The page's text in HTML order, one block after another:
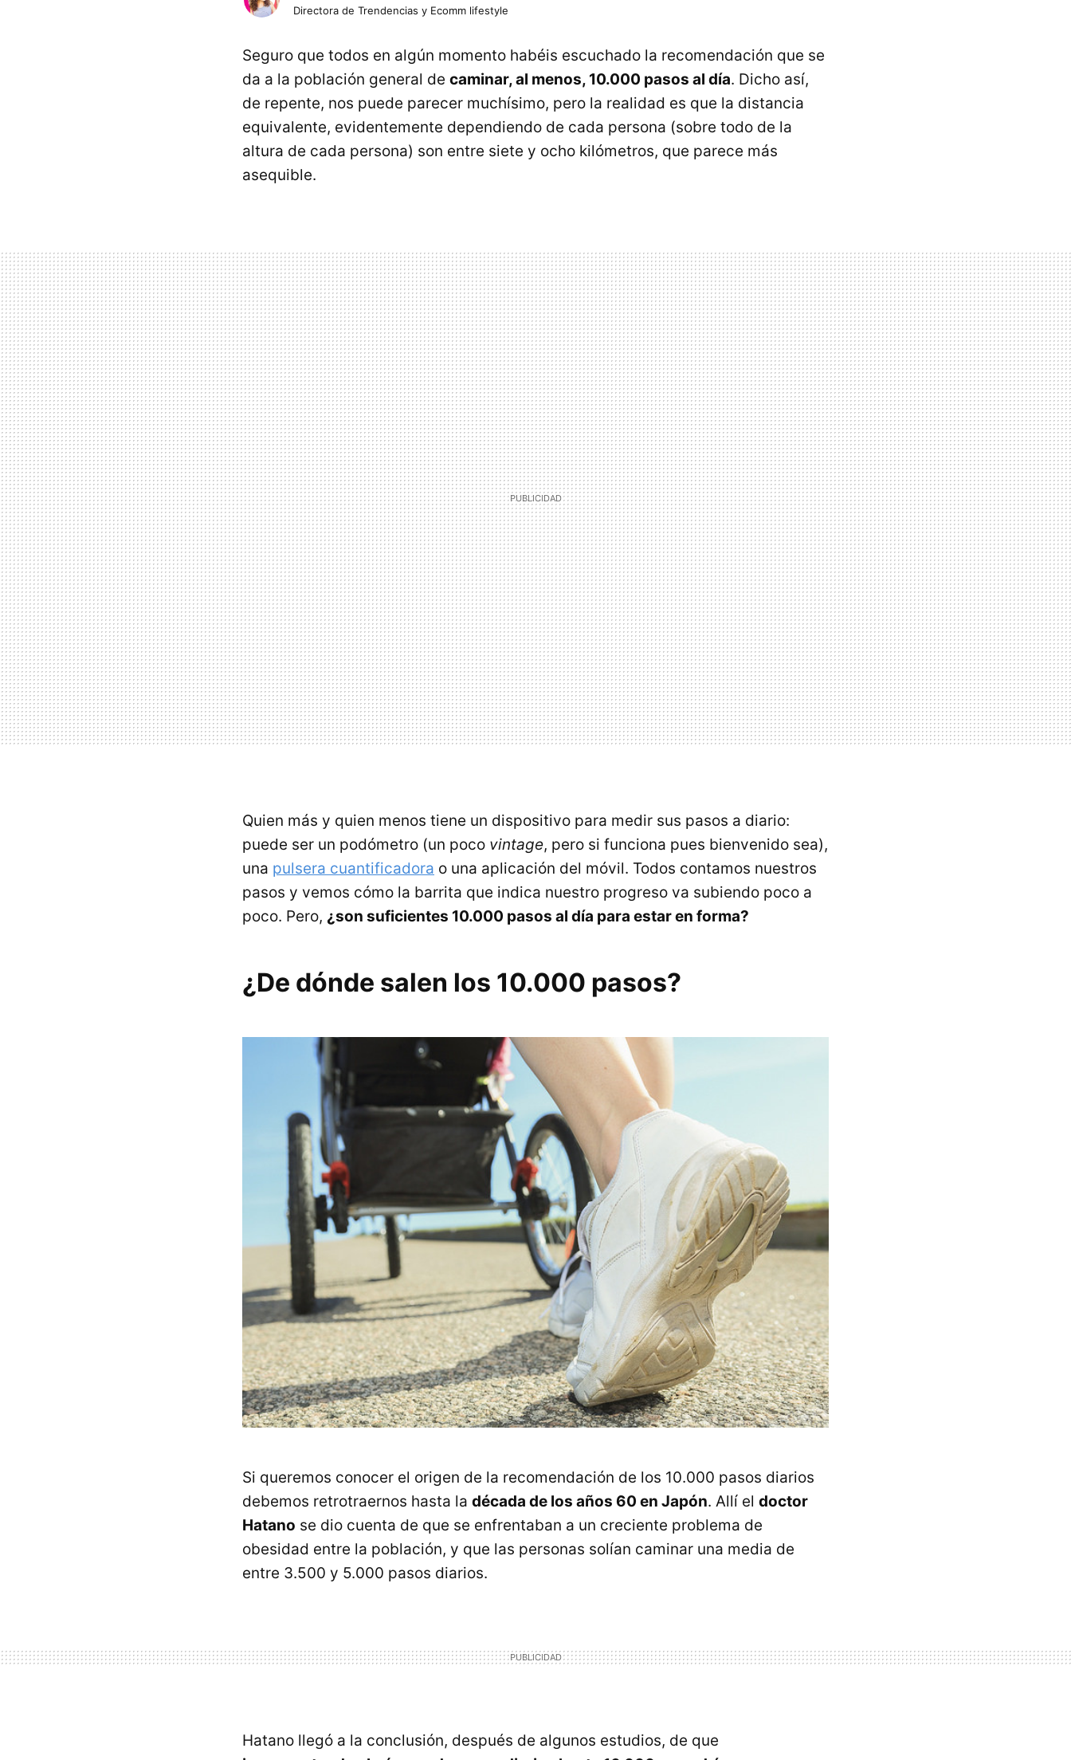
Directora de Trendencias y Ecomm lifestyle
Seguro que todos en algún momento habéis escuchado la recomendación que se
da a la población general de caminar, al menos, 10.000 pasos al día. Dicho así,
de repente, nos puede parecer muchísimo, pero la realidad es que la distancia
equivalente, evidentemente dependiendo de cada persona (sobre todo de la
altura de cada persona) son entre siete y ocho kilómetros, que parece más
asequible.
Quien más y quien menos tiene un dispositivo para medir sus pasos a diario:
puede ser un podómetro (un poco vintage, pero si funciona pues bienvenido sea),
una pulsera cuantificadora o una aplicación del móvil. Todos contamos nuestros
pasos y vemos cómo la barrita que indica nuestro progreso va subiendo poco a
poco. Pero, ¿son suficientes 10.000 pasos al día para estar en forma?
¿De dónde salen los 10.000 pasos?
Si queremos conocer el origen de la recomendación de los 10.000 pasos diarios
debemos retrotraernos hasta la década de los años 60 en Japón. Allí el doctor
Hatano se dio cuenta de que se enfrentaban a un creciente problema de
obesidad entre la población, y que las personas solían caminar una media de
entre 3.500 y 5.000 pasos diarios.
Hatano llegó a la conclusión, después de algunos estudios, de que